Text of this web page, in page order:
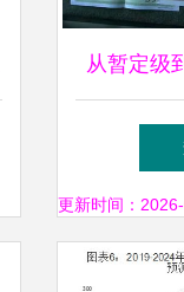
从暂定级
10万平方
造
更新时间：